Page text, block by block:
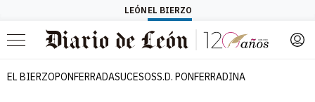
LEÓN EL BIERZO
Menú
EL BIERZOPONFERRADASUCESOSS.D. PONFERRADINA